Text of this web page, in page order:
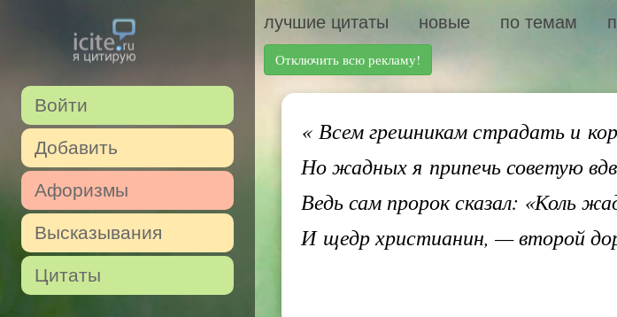
Войти
Добавить
Афоризмы
Высказывания
Цитаты
лучшие цитаты новые по темам
Отключить всю рекламу!
«Всем грешникам страдать и
Но жадных я припечь советую
Ведь сам пророк сказал: «Коль
И щедр христианин, — второй